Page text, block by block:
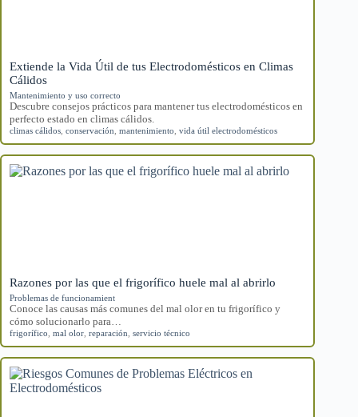
Extiende la Vida Útil de tus Electrodomésticos en Climas
Cálidos
Mantenimiento y uso correcto
Descubre consejos prácticos para mantener tus electrodomésticos en
perfecto estado en climas cálidos.
climas cálidos conservación mantenimiento vida útil electrodomésticos
Razones por las que el frigorífico huele mal al abrirlo
Problemas de funcionamient
Conoce las causas más comunes del mal olor en tu frigorífico y
cómo solucionarlo para…
frigorífico mal olor reparación servicio técnico